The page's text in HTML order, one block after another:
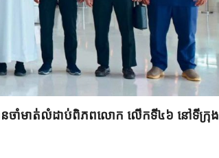
ចាំមាត់លំដាប់ពិភពលោក លើកទី៤៦ នៅទីក្រុង